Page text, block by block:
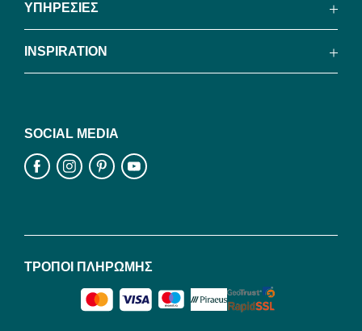
ΥΠΗΡΕΣΙΕΣ
INSPIRATION
ΤΡΟΠΟΙ ΠΛΗΡΩΜΗΣ
SOCIAL MEDIA